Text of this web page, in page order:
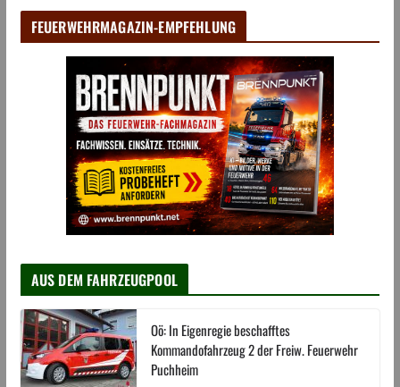
FEUERWEHRMAGAZIN-EMPFEHLUNG
AUS DEM FAHRZEUGPOOL
Oö: In Eigenregie beschafftes
Kommandofahrzeug 2 der Freiw. Feuerwehr
Puchheim